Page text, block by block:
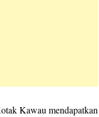
Kawau mendapatkan